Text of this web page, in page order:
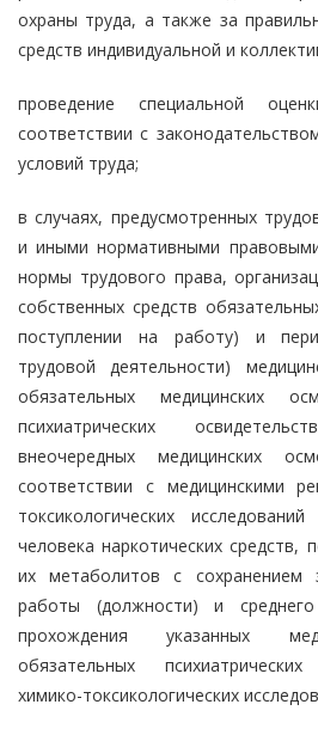
охраны труда, а также за
средств индивидуальной и
проведение специальной
соответствии с
условий труда;
в случаях, предусмотренных
и иными нормативными
нормы трудового права,
собственных средств
поступлении на работу) и
трудовой деятельности)
обязательных медицинских
психиатрических
внеочередных медицинских
соответствии с медицинскими
токсикологических
человека наркотических средств,
их метаболитов с сохранением
работы (должности) и
прохождения указанных
обязательных психиатрических
химико-токсикологических